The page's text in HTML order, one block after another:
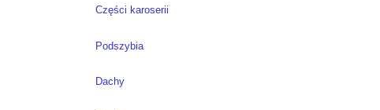
Części karoserii
Podszybia
Dachy